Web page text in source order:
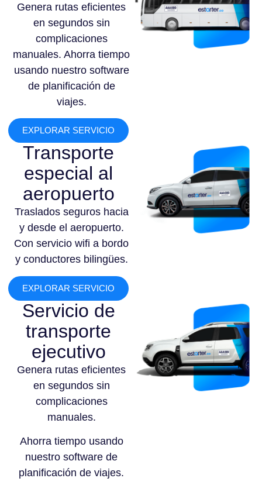
Genera rutas eficientes
en segundos sin
complicaciones
manuales. Ahorra tiempo
usando nuestro software
de planificación de
viajes.
EXPLORAR SERVICIO
Transporte
especial al
aeropuerto
Traslados seguros hacia
y desde el aeropuerto.
Con servicio wifi a bordo
y conductores bilingües.
EXPLORAR SERVICIO
Servicio de
transporte
ejecutivo
Genera rutas eficientes
en segundos sin
complicaciones
manuales.
Ahorra tiempo usando
nuestro software de
planificación de viajes.